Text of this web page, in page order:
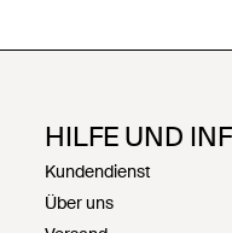
HILFE UND
Kundendienst
Über uns